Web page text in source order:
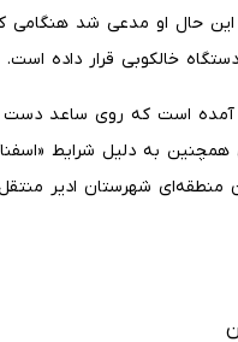
این حال او مدعی شد هنگامی
خالکوبی قرار داده است.
است که روی ساعد دست
به دلیل شرایط
منطقه‌ای شهرستان ادیر